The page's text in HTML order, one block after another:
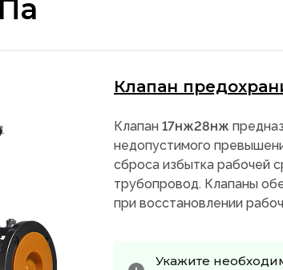
Клапан
Клапан 17нж28нж
недопустимого
сброса избытка рабочей
трубопровод. Клапаны
при восстановлении
Укажите